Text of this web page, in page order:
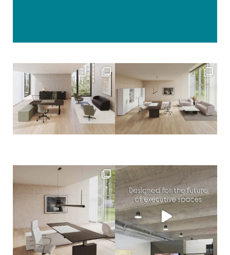
Sillas
Sofas
Mesas auxiliares
Librerias y Armarios
Showrooms
Diseñadores